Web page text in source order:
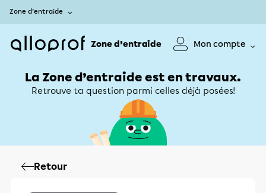
Zone d’entraide
Zone d’entraide Mon compte
La Zone d’entraide est en travaux.
Retrouve ta question parmi celles déjà posées!
Retour